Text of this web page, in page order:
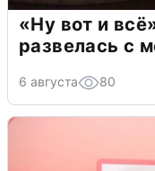
«Ну вот и
развелась с
6 августа 80